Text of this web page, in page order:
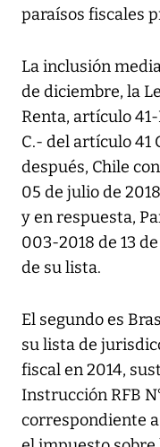
paraísos fiscales
La inclusión
de diciembre, la
Renta, artículo
C.- del artículo 41
después, Chile
05 de julio de
y en respuesta,
003-2018 de 13
de su lista.
El segundo es
su lista de
fiscal en 2014,
Instrucción RFB
correspondiente